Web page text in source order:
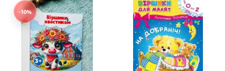
-10%